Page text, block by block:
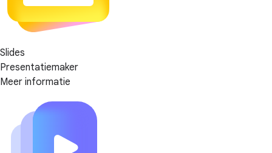
Slides
Presentatiemaker
Meer informatie